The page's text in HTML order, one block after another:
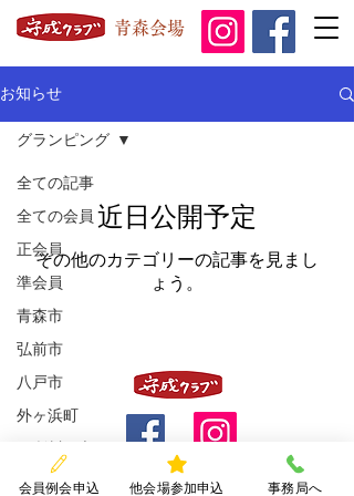
青森会場
お知らせ
全ての記事
全ての会員
正会員
準会員
青森市
弘前市
八戸市
外ヶ浜町
藤崎町
グランピング
近日公開予定
その他のカテゴリーの記事を見まし
ょう。
守成クラブ青森会場事務局
会員例会申込 他会場参加申込 事務局へ